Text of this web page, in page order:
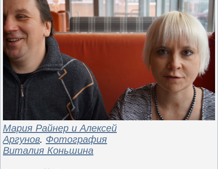
Мария Райнер и Алексей
Аргунов. Фотография
Виталия Коньшина